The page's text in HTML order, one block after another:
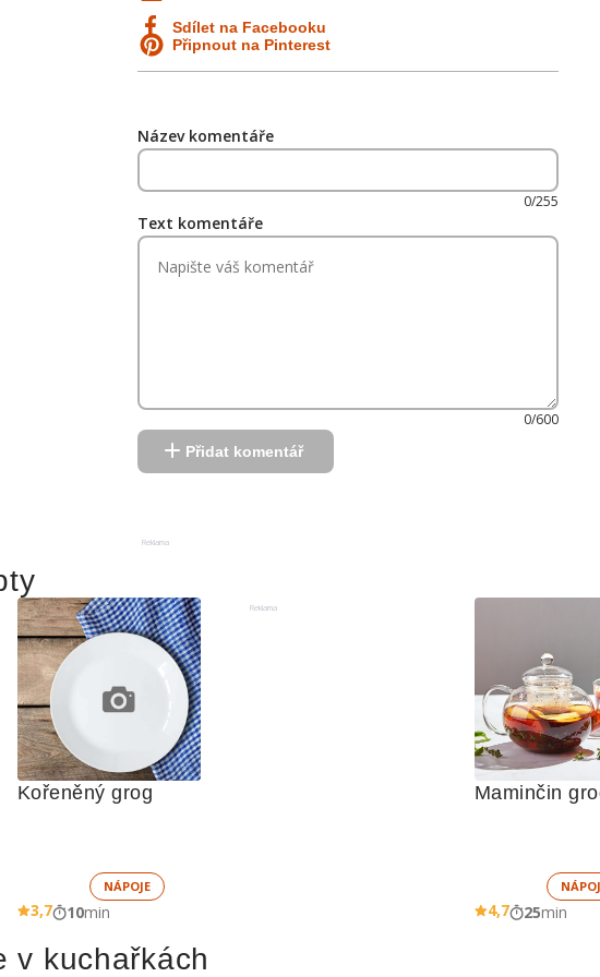
Sdílet na Facebooku
Připnout na Pinterest
Název komentáře
0/255
Text komentáře
0/600
Přidat komentář
Reklama
Kořeněný grog
NÁPOJE
3,7 10min
Reklama
Maminčin
4,7 25min
v kuchařkách